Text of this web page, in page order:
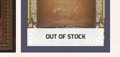
OUT OF STOCK